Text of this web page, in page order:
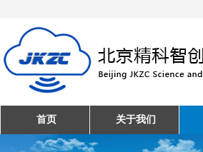
首页 关于我们